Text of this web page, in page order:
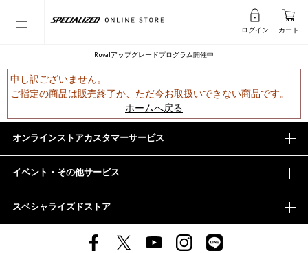
ログイン カート
Rovalアップグレードプログラム開催中
申し訳ございません。
ご指定の商品は販売終了か、ただ今お取扱いできない商品です。
ホームへ戻る
オンラインストアカスタマーサービス
イベント・その他サービス
スペシャライズドストア